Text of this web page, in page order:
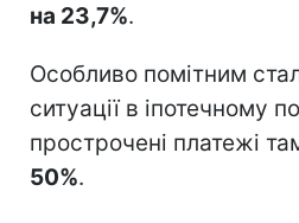
на 23,7%.
Особливо помітним
ситуації в іпотечному
прострочені платежі
50%.